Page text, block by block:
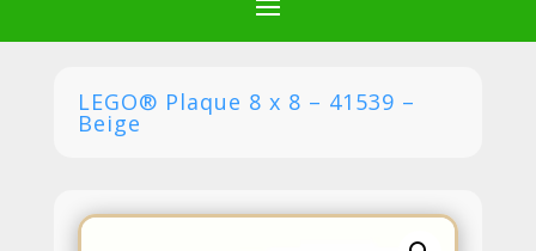
LEGO® Plaque 8 x 8 – 41539 –
Beige